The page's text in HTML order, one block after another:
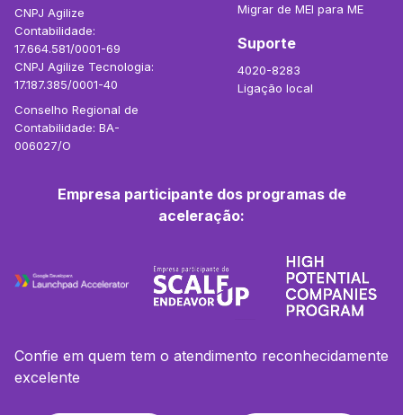
CNPJ Agilize
Contabilidade:
17.664.581/0001-69
CNPJ Agilize Tecnologia:
17.187.385/0001-40
Conselho Regional de
Contabilidade: BA-
006027/O
Migrar de MEI para ME
Suporte
4020-8283
Ligação local
Empresa participante dos programas de
aceleração:
Confie em quem tem o atendimento reconhecidamente
excelente